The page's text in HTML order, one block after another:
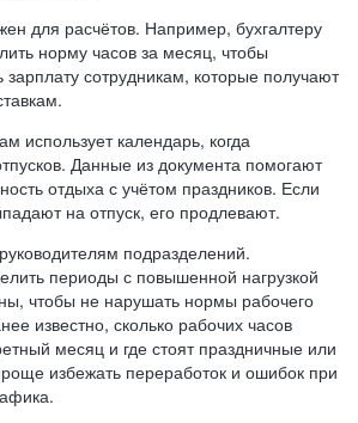
для расчётов. Например, бухгалтеру
норму часов за месяц, чтобы
зарплату сотрудникам, которые получают
использует календарь, когда
Данные из документа помогают
отдыха с учётом праздников. Если
на отпуск, его продлевают.
подразделений.
периоды с повышенной нагрузкой
чтобы не нарушать нормы рабочего
известно, сколько рабочих часов
месяц и где стоят праздничные или
избежать переработок и ошибок при